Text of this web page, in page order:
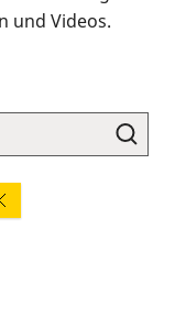
und Videos.